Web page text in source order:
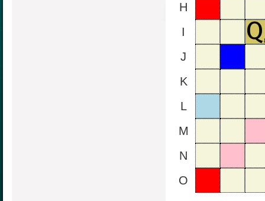
H
I
J
K
L
M
N
O